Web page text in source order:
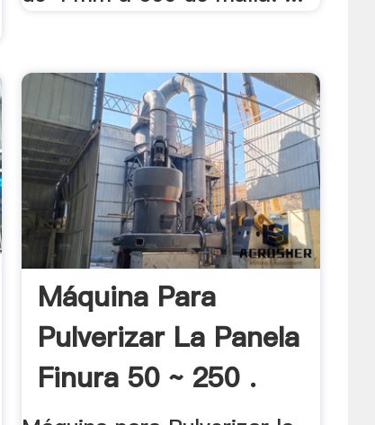
Máquina Para
Pulverizar La Panela
Finura 50 ~ 250 .